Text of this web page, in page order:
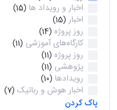
اخبار و رویداد ها (15)
اخبار (15)
روز پروژه (14)
کارگاه‌های آموزشی (11)
روز پروژه (11)
پژوهشی (11)
رویدادها (10)
اخبار هوش و رباتیک (7)
پاک کردن